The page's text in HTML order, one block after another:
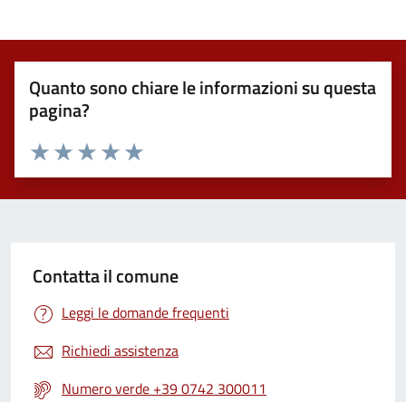
Quanto sono chiare le informazioni su questa
pagina?
Valuta 5 stelle su 5
Valuta 4 stelle su 5
Valuta 3 stelle su 5
Valuta 2 stelle su 5
Valuta 1 stelle su 5
Contatta il comune
Leggi le domande frequenti
Richiedi assistenza
Numero verde +39 0742 300011